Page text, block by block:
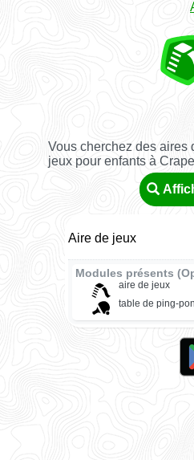
Vous cherchez des aires
jeux pour enfants à
Aire de jeux
Modules présents
aire de jeux
table de ping-